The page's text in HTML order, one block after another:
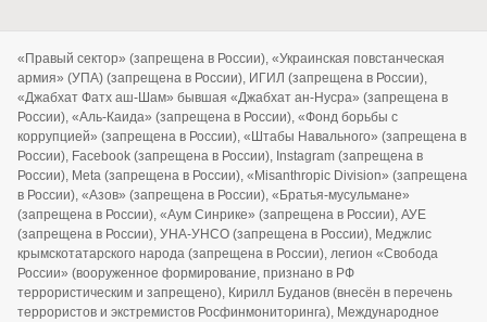
«Правый сектор» (запрещена в России), «Украинская повстанческая
армия» (УПА) (запрещена в России), ИГИЛ (запрещена в России),
«Джабхат Фатх аш-Шам» бывшая «Джабхат ан-Нусра» (запрещена в
России), «Аль-Каида» (запрещена в России), «Фонд борьбы с
коррупцией» (запрещена в России), «Штабы Навального» (запрещена в
России), Facebook (запрещена в России), Instagram (запрещена в
России), Meta (запрещена в России), «Misanthropic Division» (запрещена
в России), «Азов» (запрещена в России), «Братья-мусульмане»
(запрещена в России), «Аум Синрике» (запрещена в России), АУЕ
(запрещена в России), УНА-УНСО (запрещена в России), Меджлис
крымскотатарского народа (запрещена в России), легион «Свобода
России» (вооруженное формирование, признано в РФ
террористическим и запрещено), Кирилл Буданов (внесён в перечень
террористов и экстремистов Росфинмониторинга), Международное